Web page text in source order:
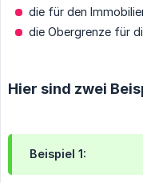
die für den
die Obergrenze für
Hier sind zwei
Beispiel 1: